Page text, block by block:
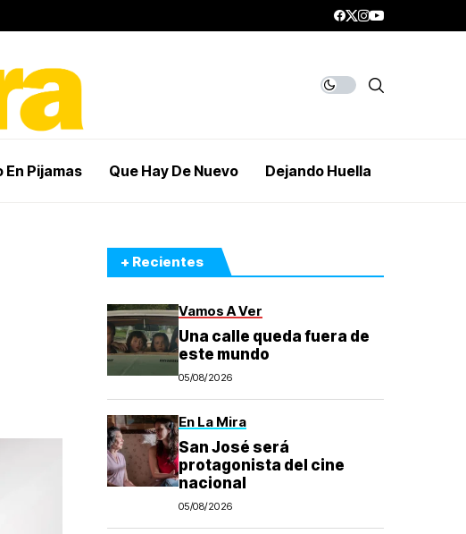
En Pijamas Que Hay De Nuevo Dejando Huella
+ Recientes
Vamos A Ver
Una calle queda fuera de
este mundo
05/08/2026
En La Mira
San José será
protagonista del cine
nacional
05/08/2026